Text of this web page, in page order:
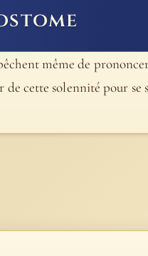
même de
cette solennité pour se